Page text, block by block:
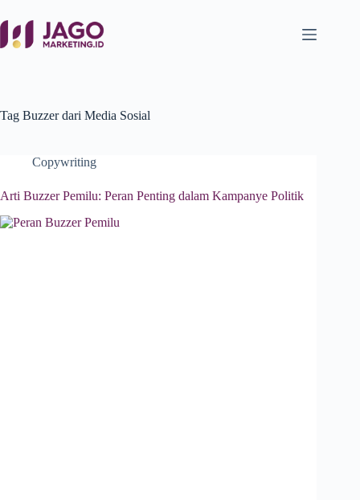
Tag Buzzer dari Media Sosial
Copywriting
Arti Buzzer Pemilu: Peran Penting dalam Kampanye Politik